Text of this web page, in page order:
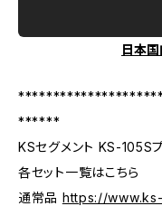
日本
******
KSセグメント KS-105S
各セット一覧はこちら
通常品 https://